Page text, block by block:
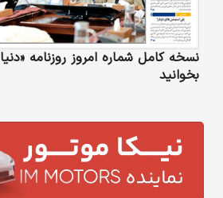
نسخه کامل شماره امروز روزنامه
بخوانید